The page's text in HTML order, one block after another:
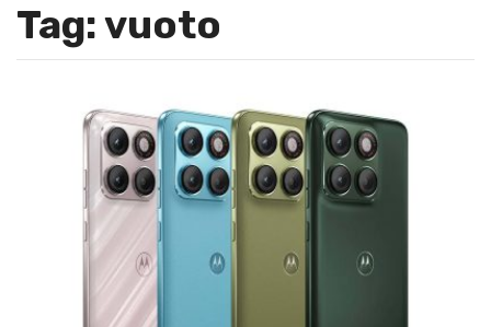
Tag: vuoto